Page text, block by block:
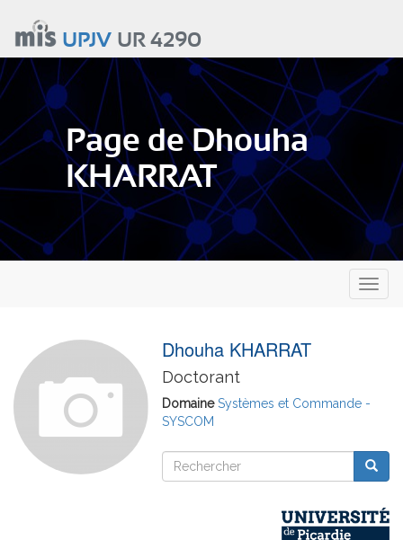
contenu
principal
UPJVUR 4290
Page de Dhouha
KHARRAT
Dhouha KHARRAT
Doctorant
DomaineSystèmes et Commande -
SYSCOM
Rechercher
Rechercher